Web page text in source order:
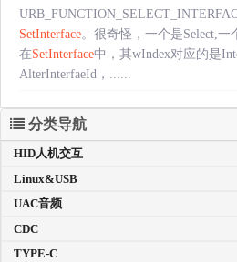
SetInterface。很奇怪，一个是Select,一
在SetInterface中，其wIndex对应的是
AlterInterfaeId，......
分类导航
HID人机交互
Linux&USB
UAC音频
CDC
TYPE-C